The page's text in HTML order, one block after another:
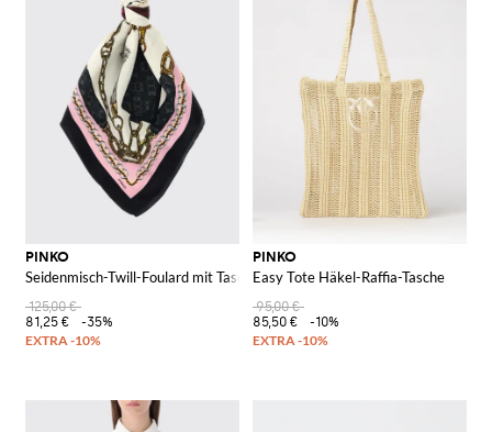
PINKO
Seidenmisch-Twill-Foulard mit Taschen-Print
125,00 €
81,25 €
-35%
PINKO
Easy Tote Häkel-Raffia-Tasche
95,00 €
85,50 €
-10%